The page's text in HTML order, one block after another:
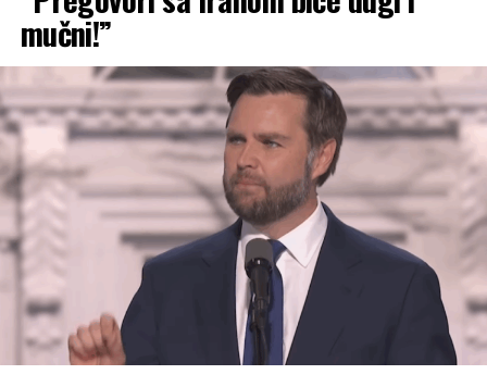
Japanski premijer Sanae Takaiči takođe nije pomenula
SAD u svom obraćanju. Ona je obećala da će Japan
nastaviti da čini sve što je moguće da stvori svijet bez
nuklearnog oružja. – Ne smijemo prestati da se krećemo
ovim putem – naglasila je ona i pozvala na nuklearno
razoružanje. Ona je izrazila nadu da svijet nikada neće
vidjeti treći grad koji je pretrpio atomsko
bombardovanje.
Japanski zvaničnici uglavnom ne ističu u javnim
govorima da su SAD izvršile napade na gradove Hirošimu
i Nagasaki, navodi TASS.
Američke snage izvele su napade atomskim oružjem sa
mučni!”